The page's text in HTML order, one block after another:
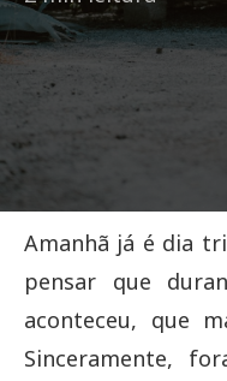
Amanhã já é dia
pensar que
aconteceu, que
Sinceramente,